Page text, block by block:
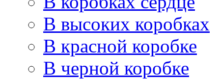
В высоких коробках
В красной коробке
В черной коробке